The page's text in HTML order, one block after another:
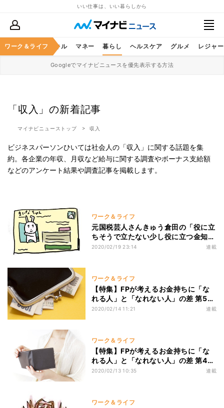
いい仕事は、いい暮らしから
ワーク＆ライフ
ア ビジネススキル マネー 暮らし ヘルスケア グルメ レジャー
Googleでマイナビニュースを優先表示する方法
「収入」の新着記事
マイナビニューストップ 収入
ビジネスパーソンひいては社会人の「収入」に関する話題を集
約。各企業の年収、月収など給与に関する調査やボーナス支給額
などのアンケート結果や調査記事を掲載します。
ワーク＆ライフ
元国税芸人さんきゅう倉田の「役に立
ちそうで立たない少し役に立つ金知
識」 第137回 確定申告集中講座(1)～
2020/02/19 23:14 連載
ワーク＆ライフ
【特集】FPが考えるお金持ちに「な
れる人」と「なれない人」の差 第5回
収入源が複数あり、よき相談者がいる
2020/02/14 11:21 連載
ワーク＆ライフ
【特集】FPが考えるお金持ちに「な
れる人」と「なれない人」の差 第4回
お金を信じられるか否か
2020/02/13 10:35 連載
ワーク＆ライフ